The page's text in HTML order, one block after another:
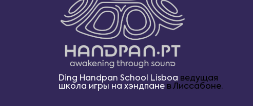
Ding Handpan School Lisboa ведущая
школа игры на хэндпане в Лиссабоне.